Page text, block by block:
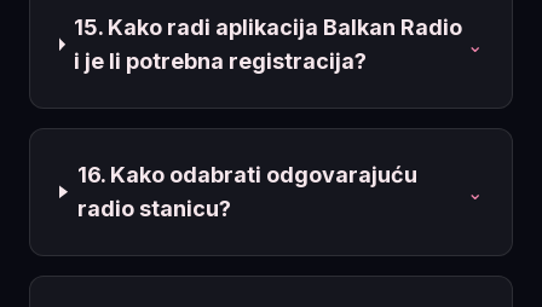
15. Kako radi aplikacija Balkan Radio
i je li potrebna registracija?
⌄
16. Kako odabrati odgovarajuću
radio stanicu?
⌄